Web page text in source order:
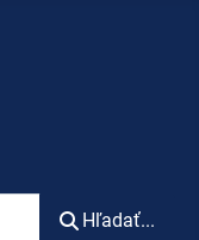
Hľadať...